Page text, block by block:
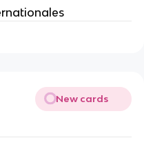
New cards